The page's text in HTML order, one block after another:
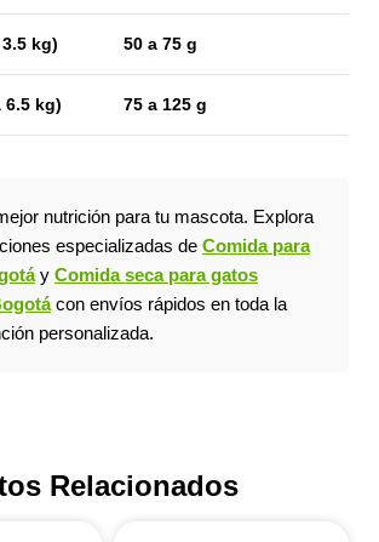
kg) 50 a 75 g
6.5 kg) 75 a 125 g
nutrición para tu mascota. Explora
especializadas de Comida para
y Comida seca para gatos
con envíos rápidos en toda la
personalizada.
Relacionados